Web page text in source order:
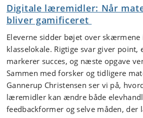
Digitale læremidler: Når
bliver gamificeret
Eleverne sidder bøjet over skærmene
klasselokale. Rigtige svar giver point,
markerer succes, og næste opgave
Sammen med forsker og tidligere
Gannerup Christensen ser vi på,
læremidler kan ændre både
feedbackformer og selve måden, der